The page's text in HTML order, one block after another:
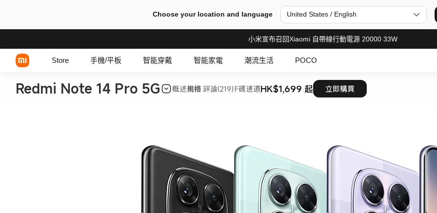
Choose your location and language United States / English
小米宣布召回Xiaomi 自帶線行動電源 20000 33W
Store 手機/平板 智能穿戴 智能家電 潮流生活 POCO
Redmi Note 14 Pro 5G 概述規格 評論(219)F碼通道HK$1,699 起 立即購買